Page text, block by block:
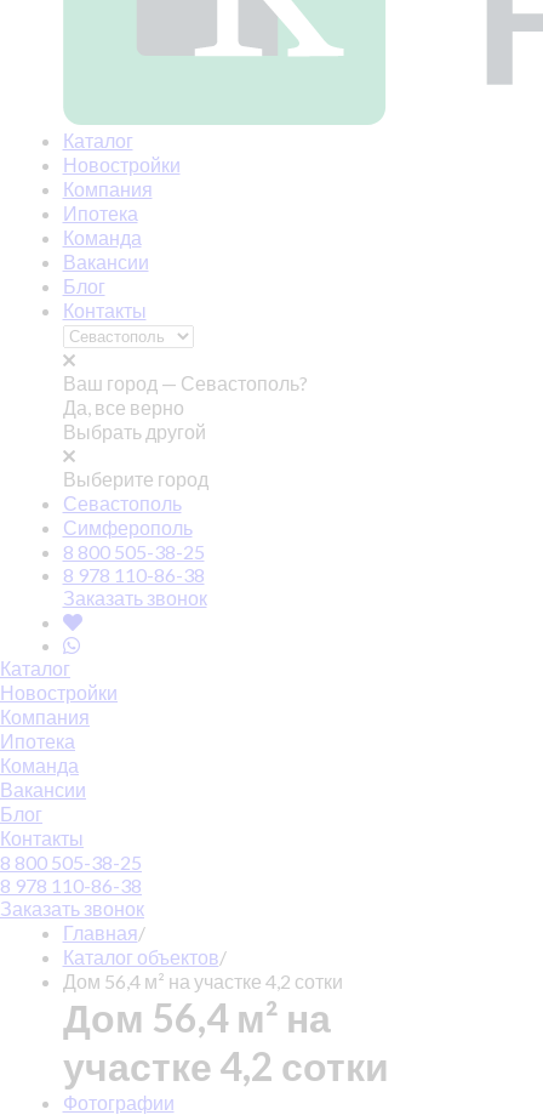
Каталог
Новостройки
Компания
Ипотека
Команда
Вакансии
Блог
Контакты
Ваш город — Севастополь?
Да, все верно
Выбрать другой
Выберите город
Севастополь
Симферополь
8 800 505-38-25
8 978 110-86-38
Заказать звонок
Каталог
Новостройки
Компания
Ипотека
Команда
Вакансии
Блог
Контакты
8 800 505-38-25
8 978 110-86-38
Заказать звонок
Главная/
Каталог объектов/
Дом 56,4 м² на участке 4,2 сотки
Дом 56,4 м² на
участке 4,2 сотки
Фотографии